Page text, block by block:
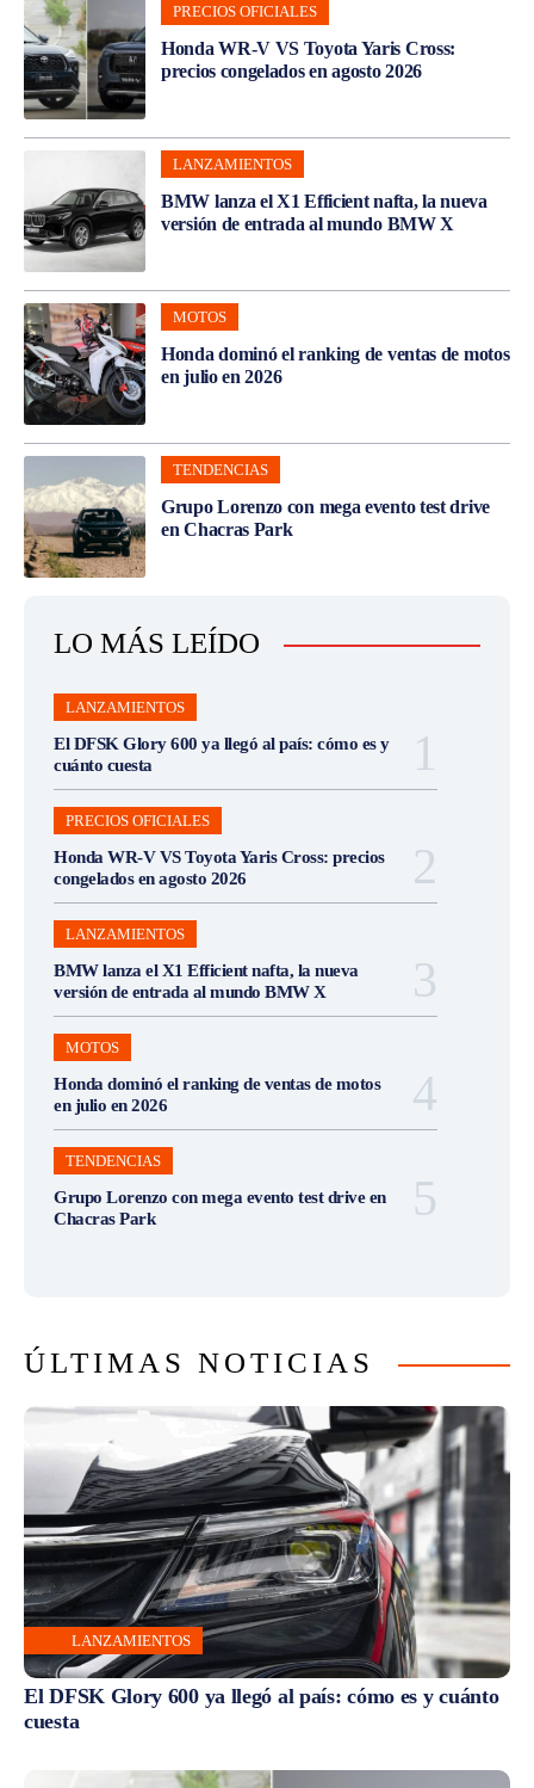
PRECIOS OFICIALES
Honda WR-V VS Toyota Yaris Cross:
precios congelados en agosto 2026
LANZAMIENTOS
BMW lanza el X1 Efficient nafta, la nueva
versión de entrada al mundo BMW X
MOTOS
Honda dominó el ranking de ventas de motos
en julio en 2026
TENDENCIAS
Grupo Lorenzo con mega evento test drive
en Chacras Park
LO MÁS LEÍDO
LANZAMIENTOS
El DFSK Glory 600 ya llegó al país: cómo es y
cuánto cuesta
PRECIOS OFICIALES
Honda WR-V VS Toyota Yaris Cross: precios
congelados en agosto 2026
LANZAMIENTOS
BMW lanza el X1 Efficient nafta, la nueva
versión de entrada al mundo BMW X
MOTOS
Honda dominó el ranking de ventas de motos
en julio en 2026
TENDENCIAS
Grupo Lorenzo con mega evento test drive en
Chacras Park
ÚLTIMAS NOTICIAS
LANZAMIENTOS
El DFSK Glory 600 ya llegó al país: cómo es y cuánto
cuesta